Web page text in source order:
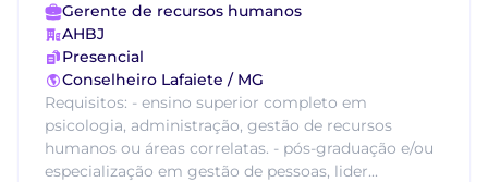
Gerente de recursos humanos
AHBJ
Presencial
Conselheiro Lafaiete / MG
Requisitos: - ensino superior completo em
psicologia, administração, gestão de recursos
humanos ou áreas correlatas. - pós-graduação e/ou
especialização em gestão de pessoas, lider...